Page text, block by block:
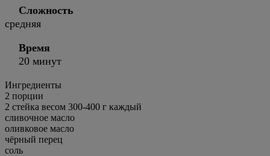
Сложность
средняя
Время
20 минут
Ингредиенты
2 порции
2 стейка весом 300-400 г каждый
сливочное масло
оливковое масло
чёрный перец
соль